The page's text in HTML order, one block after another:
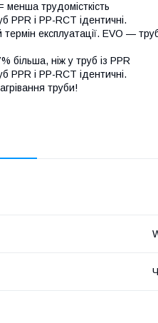
трудомісткість
PPR і PP-RCT ідентичні.
термін експлуатації. EVO —
більша, ніж у труб із PPR
PPR і PP-RCT ідентичні.
труби!